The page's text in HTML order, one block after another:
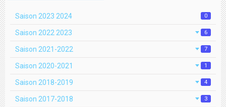
Saison 2023 2024 0
Saison 2022 2023 6
Saison 2021-2022 7
Saison 2020-2021 1
Saison 2018-2019 4
Saison 2017-2018 3